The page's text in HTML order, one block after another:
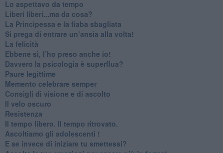
​Lo aspettavo da tempo
​Liberi liberi...ma da cosa?
​La Principessa e la fiaba sbagliata
Si prega di entrare un’ansia alla volta!
​La felicità
​Ebbene sì, l’ho preso anche io!
​Davvero la psicologia è superflua?
Paure legittime
​Memento celebrare semper
​Consigli di visione e di ascolto
​Il velo oscuro
Resistenza
​Il tempo libero. Il tempo ritrovato.
Ascoltiamo gli adolescenti !
​E se invece di iniziare tu smettessi?